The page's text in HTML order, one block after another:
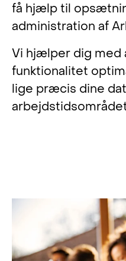
få hjælp til
administration af
Vi hjælper dig med
funktionalitet
lige præcis dine